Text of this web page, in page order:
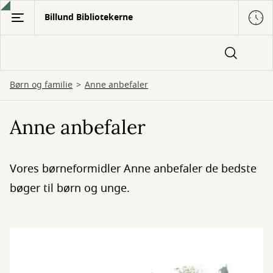
Gå
hovedindhold
Billund Bibliotekerne
Børn og familie Anne anbefaler
Anne anbefaler
Vores børneformidler Anne anbefaler de bedste
bøger til børn og unge.